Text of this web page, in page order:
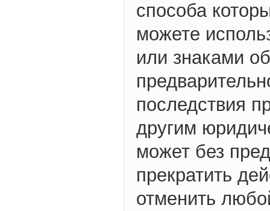
способа
можете
или знаками
последствия
другим
может без
прекратить
отменить